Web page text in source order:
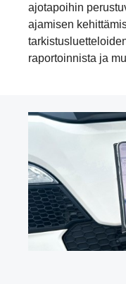
ajotapoihin
ajamisen
raportoinnista ja